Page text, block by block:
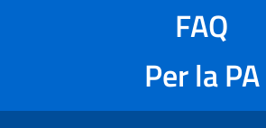
FAQ
Per la PA